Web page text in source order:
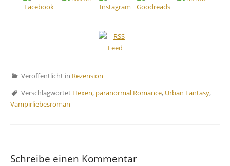
Veröffentlicht in Rezension
Verschlagwortet Hexen, paranormal Romance, Urban Fantasy,
Vampirliebesroman
Schreibe einen Kommentar